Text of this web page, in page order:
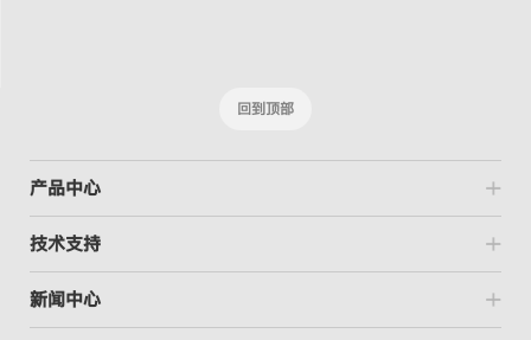
回到顶部
产品中心
技术支持
新闻中心